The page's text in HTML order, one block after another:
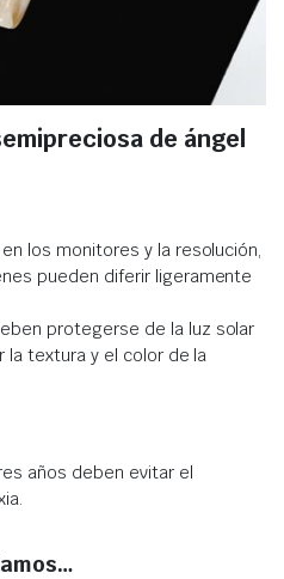
de ángel
los monitores y la resolución,
pueden diferir ligeramente
protegerse de la luz solar
la textura y el color de la
años deben evitar el